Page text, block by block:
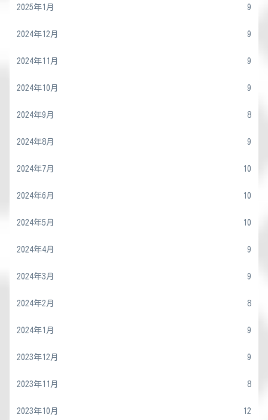
2025年1月 9
2024年12月 9
2024年11月 9
2024年10月 9
2024年9月 8
2024年8月 9
2024年7月 10
2024年6月 10
2024年5月 10
2024年4月 9
2024年3月 9
2024年2月 8
2024年1月 9
2023年12月 9
2023年11月 8
2023年10月 12